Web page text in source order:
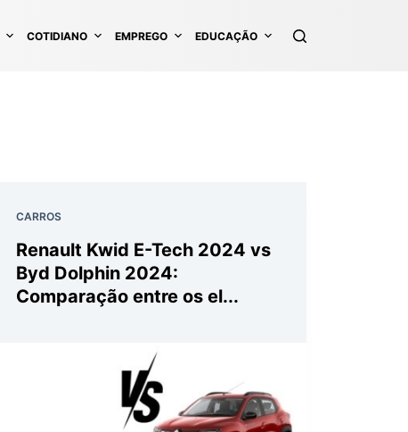
COTIDIANO EMPREGO EDUCAÇÃO
CARROS
Renault Kwid E-Tech 2024 vs
Byd Dolphin 2024:
Comparação entre os el...